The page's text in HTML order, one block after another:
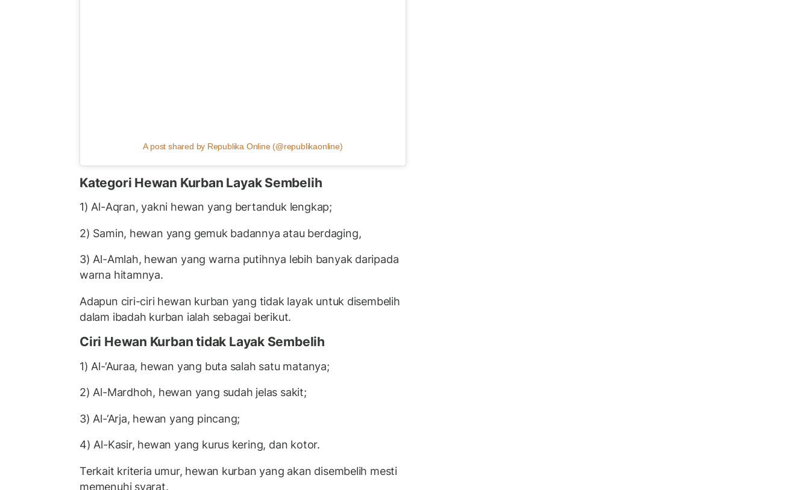
A post shared by Republika Online (@republikaonline)
Kategori Hewan Kurban Layak Sembelih
1) Al-Aqran, yakni hewan yang bertanduk lengkap;
2) Samin, hewan yang gemuk badannya atau berdaging,
3) Al-Amlah, hewan yang warna putihnya lebih banyak daripada
warna hitamnya.
Adapun ciri-ciri hewan kurban yang tidak layak untuk disembelih
dalam ibadah kurban ialah sebagai berikut.
Ciri Hewan Kurban tidak Layak Sembelih
1) Al-‘Auraa, hewan yang buta salah satu matanya;
2) Al-Mardhoh, hewan yang sudah jelas sakit;
3) Al-‘Arja, hewan yang pincang;
4) Al-Kasir, hewan yang kurus kering, dan kotor.
Terkait kriteria umur, hewan kurban yang akan disembelih mesti
memenuhi syarat.